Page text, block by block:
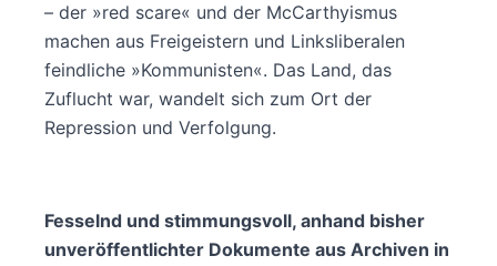
– der »red scare« und der McCarthyismus
machen aus Freigeistern und Linksliberalen
feindliche »Kommunisten«. Das Land, das
Zuflucht war, wandelt sich zum Ort der
Repression und Verfolgung.
Fesselnd und stimmungsvoll, anhand bisher
unveröffentlichter Dokumente aus Archiven in